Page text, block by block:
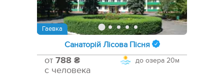
Гаевка
Санаторій Лісова Пісня
до озера 20м
от 788 ₴
с человека